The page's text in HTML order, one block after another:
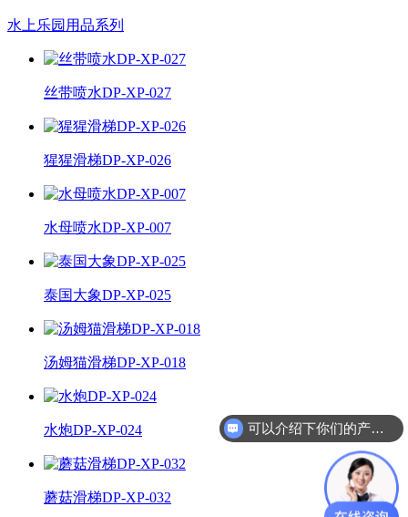
水上乐园用品系列
丝带喷水DP-XP-027
猩猩滑梯DP-XP-026
水母喷水DP-XP-007
泰国大象DP-XP-025
汤姆猫滑梯DP-XP-018
水炮DP-XP-024
蘑菇滑梯DP-XP-032
可以介绍下你们的产品么？